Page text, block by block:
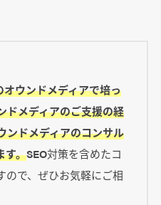
ウンドメディアで培っ
ドメディアのご支援の経
ンドメディアのコンサル
す。SEO対策を含めたコ
ので、ぜひお気軽にご相